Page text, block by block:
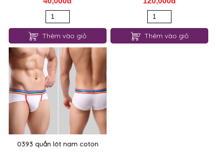
0397 quần lót nam SU mỏng
mát
50,000đ
40,000đ
Thêm vào giỏ
0395 quần lót nam cockcon
150,000đ
120,000đ